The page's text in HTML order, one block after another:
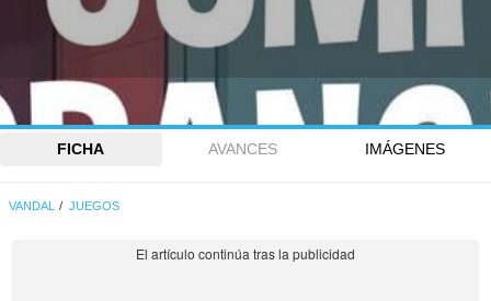
FICHA AVANCES IMÁGENES
VANDAL JUEGOS